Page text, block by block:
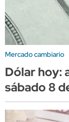
Mercado cambiario
Dólar hoy:
sábado 8